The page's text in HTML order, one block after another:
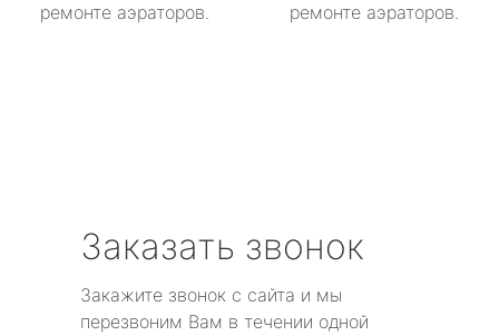
ремонте аэраторов.
ремонте аэраторов.
Заказать звонок
Закажите звонок с сайта и мы
перезвоним Вам в течении одной